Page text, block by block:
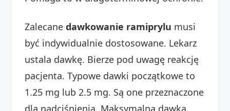
Zalecane dawkowanie ramiprylu musi
być indywidualnie dostosowane. Lekarz
ustala dawkę. Bierze pod uwagę reakcję
pacjenta. Typowe dawki początkowe to
1.25 mg lub 2.5 mg. Są one przeznaczone
dla nadciśnienia. Maksymalna dawka